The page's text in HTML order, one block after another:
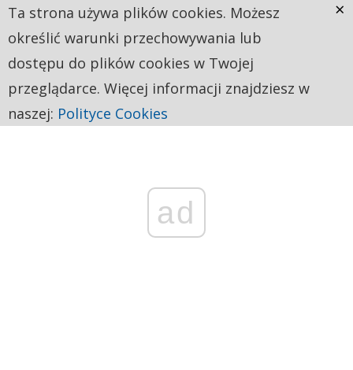
ad
Ta strona używa plików cookies. Możesz
określić warunki przechowywania lub
dostępu do plików cookies w Twojej
przeglądarce. Więcej informacji znajdziesz w
naszej: Polityce Cookies
×